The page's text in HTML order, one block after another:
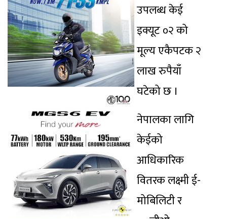
उपलब्ध केई
इक्यूट ०२ को
मूल्य एकैपटक २
लाख रुपैयाँ
घटेको छ ।
नेपालका लागि
केईको
आधिकारिक
वितरक लक्ष्मी ई-
मोबिलिटी र